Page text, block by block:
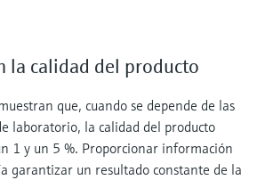
la calidad del producto
que, cuando se depende de las
laboratorio, la calidad del producto
1 y un 5 %. Proporcionar información
garantizar un resultado constante de la